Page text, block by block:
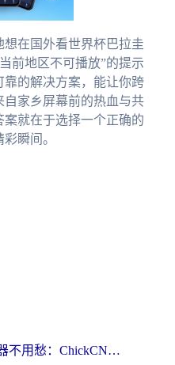
在国外看世界杯巴拉圭
前地区不可播放”的提示
的解决方案，能让你跨
家乡屏幕前的热血与共
就在于选择一个正确的
瞬间。
海外党选回国加速器不用愁：ChickCN和洞见哪个好？一篇搞定所有疑问